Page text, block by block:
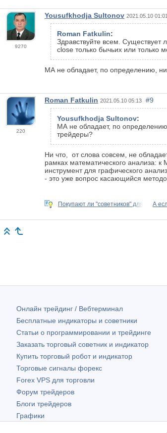
9270
Yousufkhodja Sultonov 2021.05.10 01:01
Roman Fatkulin:
Здравствуйте всем.
close только бычьих или только
МА не обладает, по определению,
220
Roman Fatkulin 2021.05.10 05:13 #9
Yousufkhodja Sultonov:
МА не обладает, по
трейдеры?
Ни что, от слова совсем,
не
рамках математического анализа:
инструмент для графического
- это уже вопрос касающийся
Покупают ли "советников" для А
Онлайн трейдинг / Вебтерминал
Бесплатные индикаторы и советники
Статьи о программировании и трейдинге
Заказать торговый советник и индикатор
Купить торговый робот и индикатор
Торговые сигналы форекс
Forex VPS для торговли
Форум трейдеров
Блоги трейдеров
Графики